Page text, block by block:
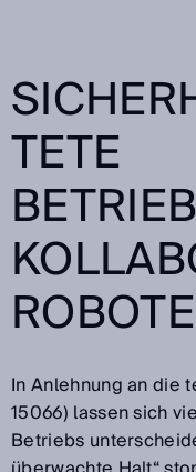
TETE
In Anlehnung an die
15066) lassen sich
Betriebs